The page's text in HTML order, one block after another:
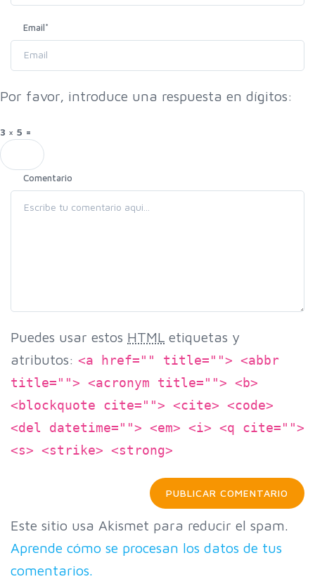
Email*
Por favor, introduce una respuesta en dígitos:
3 × 5 =
Comentario
Puedes usar estos HTML etiquetas y
atributos: <a href="" title=""> <abbr
title=""> <acronym title=""> <b>
<blockquote cite=""> <cite> <code>
<del datetime=""> <em> <i> <q cite="">
<s> <strike> <strong>
Este sitio usa Akismet para reducir el spam.
Aprende cómo se procesan los datos de tus
comentarios.